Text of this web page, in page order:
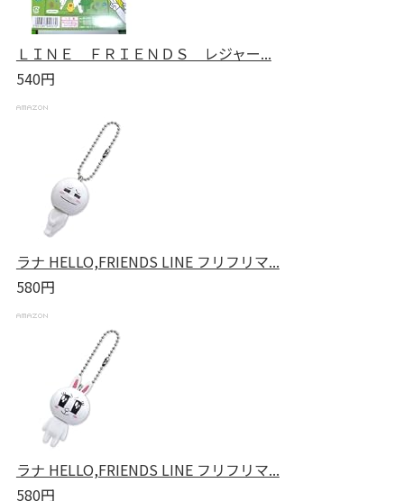
ＬＩＮＥ ＦＲＩＥＮＤＳ レジャー...
540円
ラナ HELLO,FRIENDS LINE フリフリマ...
580円
ラナ HELLO,FRIENDS LINE フリフリマ...
580円